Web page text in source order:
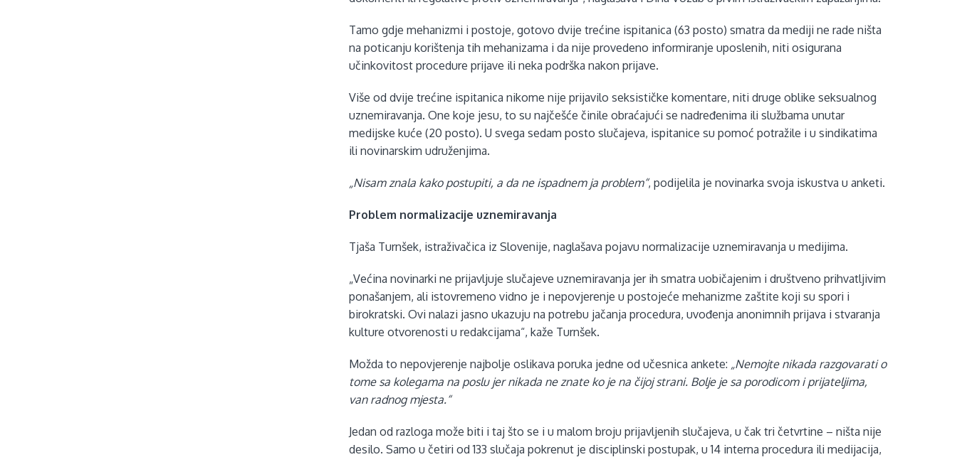
Tamo gdje mehanizmi i postoje, gotovo dvije trećine ispitanica (63 posto) smatra da mediji ne rade ništa
na poticanju korištenja tih mehanizama i da nije provedeno informiranje uposlenih, niti osigurana
učinkovitost procedure prijave ili neka podrška nakon prijave.
Više od dvije trećine ispitanica nikome nije prijavilo seksističke komentare, niti druge oblike seksualnog
uznemiravanja. One koje jesu, to su najčešće činile obraćajući se nadređenima ili službama unutar
medijske kuće (20 posto). U svega sedam posto slučajeva, ispitanice su pomoć potražile i u sindikatima
ili novinarskim udruženjima.
„Nisam znala kako postupiti, a da ne ispadnem ja problem“, podijelila je novinarka svoja iskustva u anketi.
Problem normalizacije uznemiravanja
Tjaša Turnšek, istraživačica iz Slovenije, naglašava pojavu normalizacije uznemiravanja u medijima.
„Većina novinarki ne prijavljuje slučajeve uznemiravanja jer ih smatra uobičajenim i društveno prihvatljivim
ponašanjem, ali istovremeno vidno je i nepovjerenje u postojeće mehanizme zaštite koji su spori i
birokratski. Ovi nalazi jasno ukazuju na potrebu jačanja procedura, uvođenja anonimnih prijava i stvaranja
kulture otvorenosti u redakcijama“, kaže Turnšek.
Možda to nepovjerenje najbolje oslikava poruka jedne od učesnica ankete: „Nemojte nikada razgovarati o
tome sa kolegama na poslu jer nikada ne znate ko je na čijoj strani. Bolje je sa porodicom i prijateljima,
van radnog mjesta.“
Jedan od razloga može biti i taj što se i u malom broju prijavljenih slučajeva, u čak tri četvrtine – ništa nije
desilo. Samo u četiri od 133 slučaja pokrenut je disciplinski postupak, u 14 interna procedura ili medijacija,